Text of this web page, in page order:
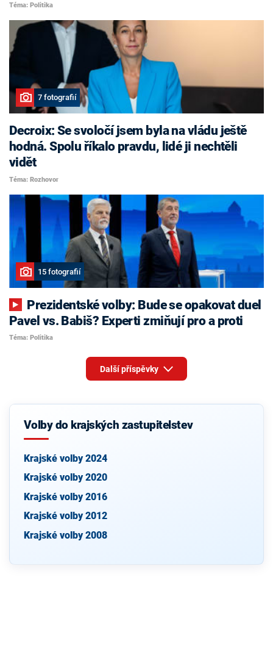
Téma: Politika
7 fotografií
Decroix: Se svoločí jsem byla na vládu ještě
hodná. Spolu říkalo pravdu, lidé ji nechtěli
vidět
Téma: Rozhovor
15 fotografií
Pavel vs. Babiš? Experti zmiňují pro a proti
Téma: Politika
Další příspěvky
Volby do krajských zastupitelstev
Krajské volby 2024
Krajské volby 2020
Krajské volby 2016
Krajské volby 2012
Krajské volby 2008